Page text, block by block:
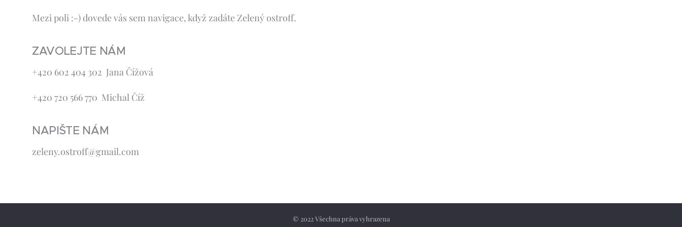
Mezi poli :-) dovede vás sem navigace, když zadáte Zelený ostroff.
ZAVOLEJTE NÁM
+420 602 404 302 Jana Čížová
+420 720 566 770 Michal Číž
NAPIŠTE NÁM
zeleny.ostroff@gmail.com
© 2022 Všechna práva vyhrazena